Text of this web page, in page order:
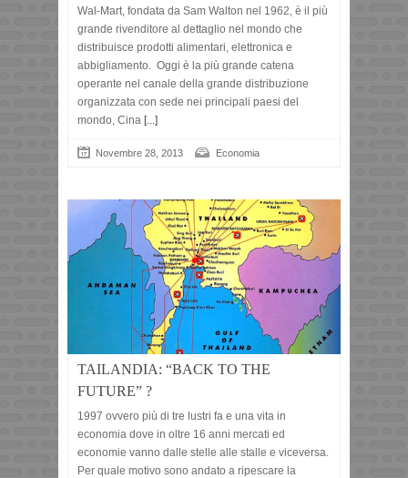
Wal-Mart, fondata da Sam Walton nel 1962, è il più
grande rivenditore al dettaglio nel mondo che
distribuisce prodotti alimentari, elettronica e
abbigliamento. Oggi è la più grande catena
operante nel canale della grande distribuzione
organizzata con sede nei principali paesi del
mondo, Cina [...]
Novembre 28, 2013 Economia
TAILANDIA: “BACK TO THE
FUTURE” ?
1997 ovvero più di tre lustri fa e una vita in
economia dove in oltre 16 anni mercati ed
economie vanno dalle stelle alle stalle e viceversa.
Per quale motivo sono andato a ripescare la